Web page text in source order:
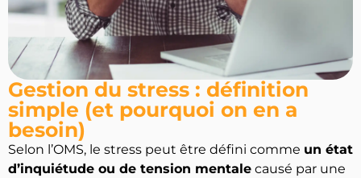
Gestion du stress : définition
simple (et pourquoi on en a
besoin)
Selon l’OMS, le stress peut être défini comme un état
d’inquiétude ou de tension mentale causé par une